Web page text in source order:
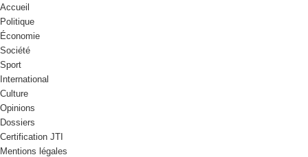
Accueil
Politique
Économie
Société
Sport
International
Culture
Opinions
Dossiers
Certification JTI
Mentions légales